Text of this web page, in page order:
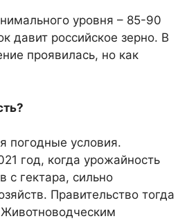
уровня – 85-90
давит россий­ское зерно. В
про­явилась, но как
погодные усло­вия.
год, когда урожайность
с гек­тара, сильно
Правительство тогда